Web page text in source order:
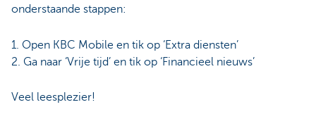
onderstaande stappen:
1. Open KBC Mobile en tik op ‘Extra diensten’
2. Ga naar ‘Vrije tijd’ en tik op ‘Financieel nieuws’
Veel leesplezier!